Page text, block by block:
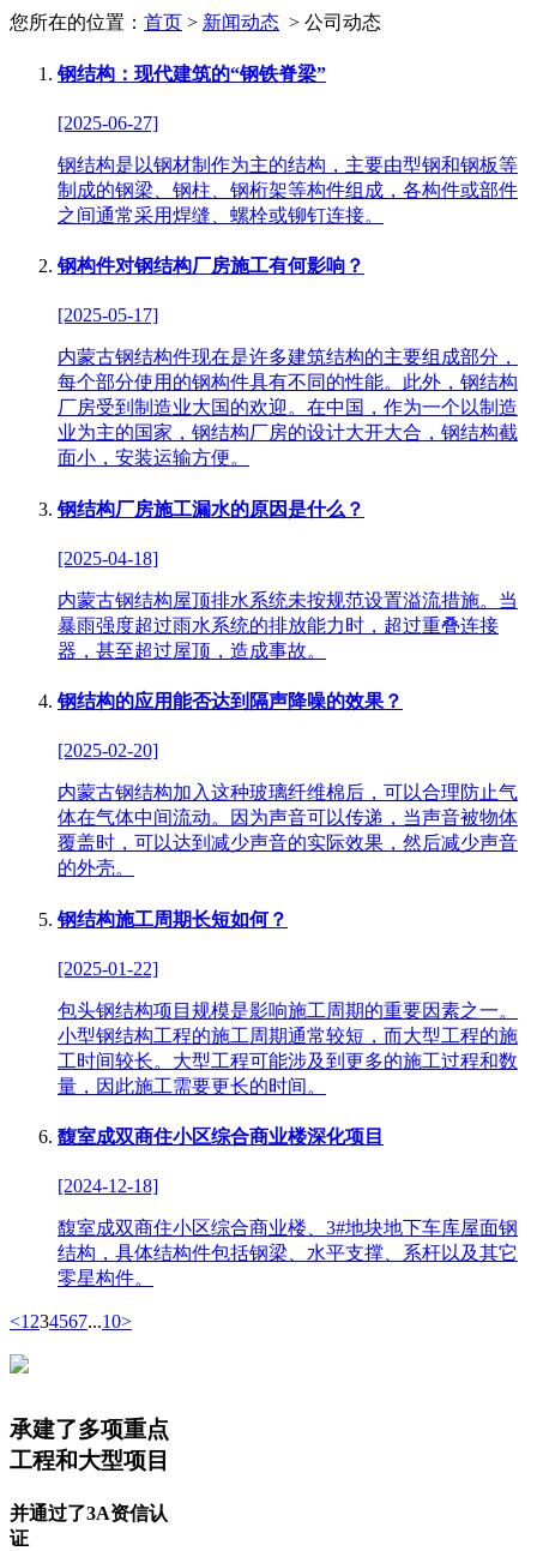
您所在的位置： 首页 > 新闻动态 > 公司动态
钢结构：现代建筑的“钢铁脊梁”
[2025-06-27]
钢结构是以钢材制作为主的结构，主要由型钢和钢板等
制成的钢梁、钢柱、钢桁架等构件组成，各构件或部件
之间通常采用焊缝、螺栓或铆钉连接。
钢构件对钢结构厂房施工有何影响？
[2025-05-17]
内蒙古钢结构件现在是许多建筑结构的主要组成部分，
每个部分使用的钢构件具有不同的性能。此外，钢结构
厂房受到制造业大国的欢迎。在中国，作为一个以制造
业为主的国家，钢结构厂房的设计大开大合，钢结构截
面小，安装运输方便。
钢结构厂房施工漏水的原因是什么？
[2025-04-18]
内蒙古钢结构屋顶排水系统未按规范设置溢流措施。当
暴雨强度超过雨水系统的排放能力时，超过重叠连接
器，甚至超过屋顶，造成事故。
钢结构的应用能否达到隔声降噪的效果？
[2025-02-20]
内蒙古钢结构加入这种玻璃纤维棉后，可以合理防止气
体在气体中间流动。因为声音可以传递，当声音被物体
覆盖时，可以达到减少声音的实际效果，然后减少声音
的外壳。
钢结构施工周期长短如何？
[2025-01-22]
包头钢结构项目规模是影响施工周期的重要因素之一。
小型钢结构工程的施工周期通常较短，而大型工程的施
工时间较长。大型工程可能涉及到更多的施工过程和数
量，因此施工需要更长的时间。
馥室成双商住小区综合商业楼深化项目
[2024-12-18]
馥室成双商住小区综合商业楼、3#地块地下车库屋面钢
结构，具体结构件包括钢梁、水平支撑、系杆以及其它
零星构件。
<1234567...10>
承建了多项重点
工程和大型项目
并通过了3A资信认
证